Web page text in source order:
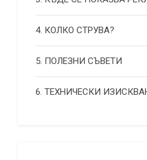
4. КОЛКО СТРУВА?
5. ПОЛЕЗНИ СЪВЕТИ
6. ТЕХНИЧЕСКИ